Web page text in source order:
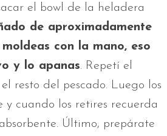
el bowl de la heladera
de aproximadamente
con la mano, eso
y lo apanas. Repetí el
resto del pescado. Luego los
y cuando los retires recuerda
Último, prepárate